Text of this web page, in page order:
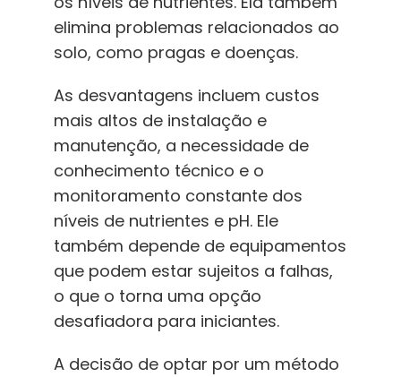
elimina problemas relacionados ao
solo, como pragas e doenças.
As desvantagens incluem custos
mais altos de instalação e
manutenção, a necessidade de
conhecimento técnico e o
monitoramento constante dos
níveis de nutrientes e pH. Ele
também depende de equipamentos
que podem estar sujeitos a falhas,
o que o torna uma opção
desafiadora para iniciantes.
A decisão de optar por um método